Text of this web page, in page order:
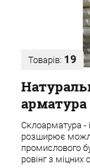
Товарів: 19
арматура
Склоарматура -
розширює
промислового
ровінг з міцних